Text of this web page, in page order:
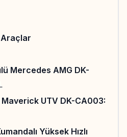
Araçlar
Mercedes AMG DK-
UTV DK-CA003:
Yüksek Hızlı